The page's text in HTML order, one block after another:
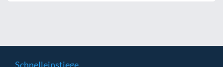
Schnelleinstiege